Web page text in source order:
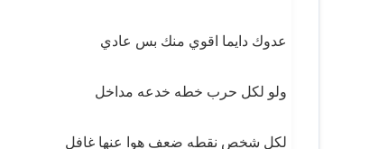
عدوك دايما اقوي منك بس عادي
ولو لكل حرب خطه خدعه مداخل
لكل شخص نقطه ضعف هوا عنها غافل